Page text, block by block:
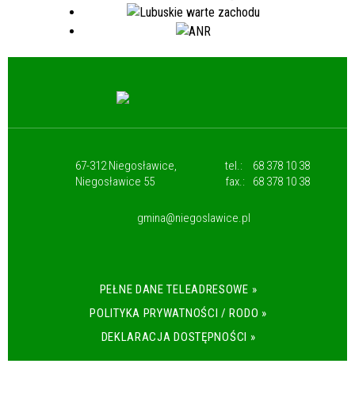
67-312 Niegosławice,
Niegosławice 55
tel.:
68 378 10 38
fax.:
68 378 10 38
gmina@niegoslawice.pl
PEŁNE DANE TELEADRESOWE »
POLITYKA PRYWATNOŚCI / RODO »
DEKLARACJA DOSTĘPNOŚCI »